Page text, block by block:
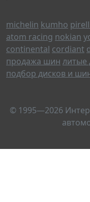
michelin kumho
atom racing nokian
continental cordiant
продажа шин литые
подбор дисков и
© 1995—2026